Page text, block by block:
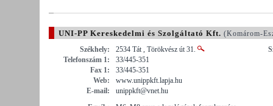
UNI-PP Kereskedelmi és Szolgáltató Kft. (Komárom-
Székhely:
2534 Tát , Törökvész út 31.
Telefonszám 1:
33/445-351
Fax 1:
33/445-351
Web:
www.unippkft.lapja.hu
E-mail:
unippkft@vnet.hu